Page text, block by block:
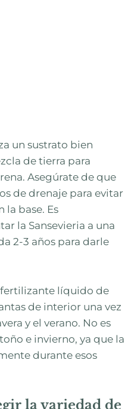
un sustrato bien
de tierra para
Asegúrate de que
de drenaje para evitar
la base. Es
la Sansevieria a una
2-3 años para darle
líquido de
de interior una vez
y el verano. No es
e invierno, ya que la
durante esos
la variedad de